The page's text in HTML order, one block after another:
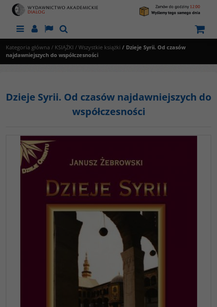
MenuPanelLangSzukaj
Kategoria główna / KSIĄŻKI / Wszystkie książki / Dzieje Syrii. Od czasów
najdawniejszych do współczesności
Dzieje Syrii. Od czasów najdawniejszych do
współczesności